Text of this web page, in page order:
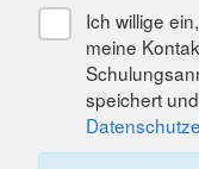
Ich willige
meine
speichert